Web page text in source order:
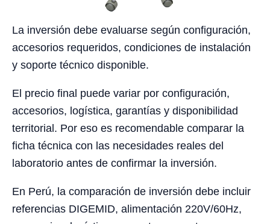
La inversión debe evaluarse según configuración,
accesorios requeridos, condiciones de instalación
y soporte técnico disponible.
El precio final puede variar por configuración,
accesorios, logística, garantías y disponibilidad
territorial. Por eso es recomendable comparar la
ficha técnica con las necesidades reales del
laboratorio antes de confirmar la inversión.
En Perú, la comparación de inversión debe incluir
referencias DIGEMID, alimentación 220V/60Hz,